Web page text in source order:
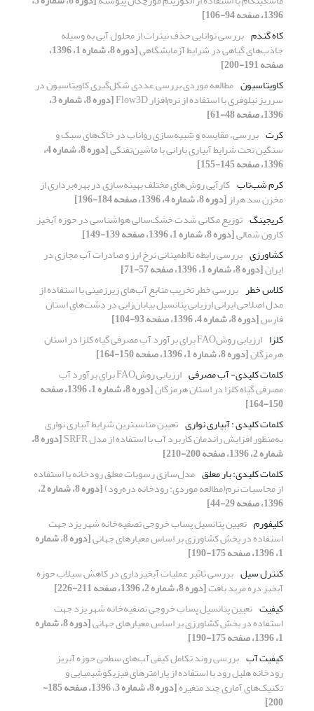
1396، صفحه 94-106]
کاه گندم بررسی توانایی حذف نیترات از محلول آبی به وسیله
جاذب‌های گیاهی در شرایط آزمایشگاهی [دوره 8، شماره 1، 1396،
صفحه 191-200]
کاویتاسیون مطالعه موردی بررسی عددی شکل‌گیری کاویتاسیون در
سرریز نیلوفری با استفاده از نرم‌افزار Flow3D [دوره 8، شماره 3،
1396، صفحه 48-61]
کرت بررسی، مقایسه و شبیه‌سازی رواناب در خاک‌های سبک و
سنگین تحت شرایط آبیاری بارانی با ماشین‌تفنگی [دوره 8، شماره 4،
1396، صفحه 145-155]
کرم شب‌تاب کارآیی روش‌های مختلف بهینه‌سازی در بهره‌برداری از
مخزن سد هراز[دوره 8، شماره 4، 1396، صفحه 184-196]
کریجینگ توزیع مکانی شدت خشک‌سالی هواشناسی در حوزه آبخیز
کارون شمالی[دوره 8، شماره 1، 1396، صفحه 139-149]
کشاورزی بررسی رابطه نااطمینانی نرخ ارز و صادرات آب مجازی در
ایران[دوره 8، شماره 1، 1396، صفحه 57-71]
کلاس خطر بررسی خطر تخریب منابع آب‌های زیرزمینی با استفاده از
مدل اصلاحی ایرانی ارزیابی پتانسیل بیابان‌زایی در دشت‌های استان
فارس[دوره 8، شماره 4، 1396، صفحه 93-104]
کلزا
ارزیابی روشFAO برای برآورد آب مصرفی گیاه کلزا در استان
هرمزگان[دوره 8، شماره 1، 1396، صفحه 150-164]
کلمات کلیدی- آب مصرفی
ارزیابی روشFAO برای برآورد آب
مصرفی گیاه کلزا در استان هرمزگان [دوره 8، شماره 1، 1396، صفحه
150-164]
کلمات کلیدی : آبیاری نواری تعیین مناسبترین شرایط آبیاری نواری
به‌منظور افزایش راندمان کاربرد آب با استفاده از مدل SRFR [دوره 8،
شماره 2، 1396، صفحه 200-210]
کلمات کلیدی: بار معلق مدل‌سازی رسوبات معلق رودخانه با استفاده
از محاسبات نرم(مطالعه موردی: رودخانه دره‌رود) [دوره 8، شماره 2،
1396، صفحه 29-44]
کلیفورم تعیین پتانسیل پساب خروجی تصفیه‌خانه شهر یزد جهت
استفاده در بخش کشاورزی بر اساس معیارهای جهانی [دوره 8، شماره
1، 1396، صفحه 175-190]
کنترل سیل بررسی تاثیر عملیات آبخیزداری در کاهش سیلاب حوزه
آبخیز دره مرید بافت[دوره 8، شماره 2، 1396، صفحه 211-226]
کیفیت تعیین پتانسیل پساب خروجی تصفیه‌خانه شهر یزد جهت
استفاده در بخش کشاورزی بر اساس معیارهای جهانی [دوره 8، شماره
1، 1396، صفحه 175-190]
کیفیت آب بررسی روند تکامل کیفی آب‌های سطحی حوزه آبریز
رودخانه هلیل رود با استفاده از پارامترهای فیزیکوشیمیایی و
تکنیک‌های آماری چند متغیره [دوره 8، شماره 3، 1396، صفحه 185-
200]